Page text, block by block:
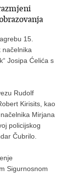
15.
načelnika
Josipa Ćelića s
Rudolf
Kirisits, kao
Mirjana
policijskog
Čubrilo.
Sigurnosnom